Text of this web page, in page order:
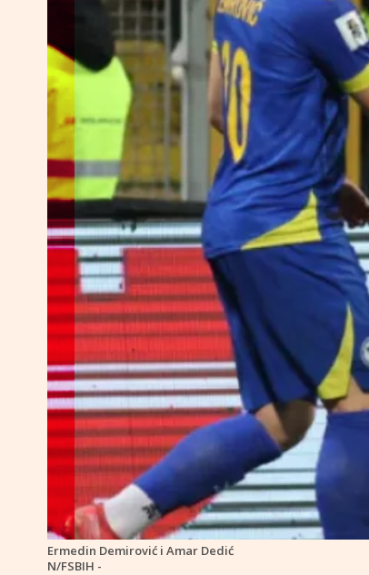
Ermedin Demirović i Amar Dedić
N/FSBIH -